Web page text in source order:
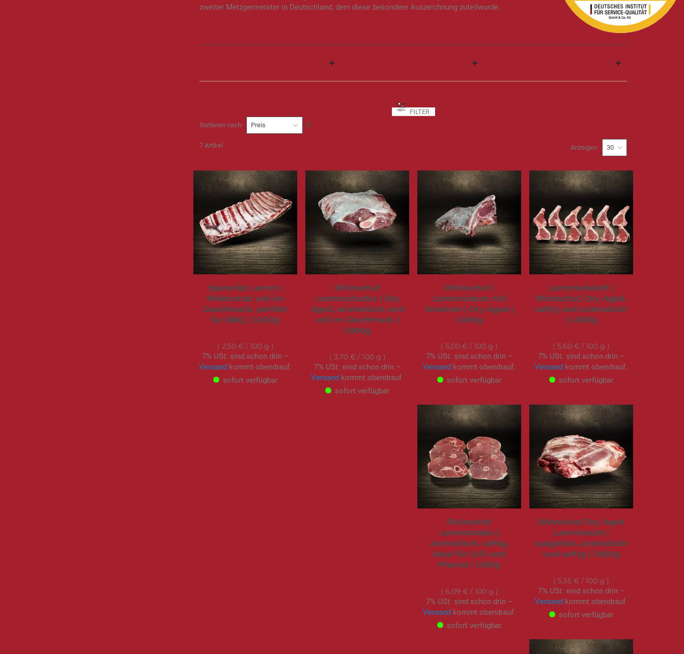
zweiter Metzgermeister in Deutschland, dem diese besondere Auszeichnung zuteilwurde.
FILTER
Sortieren nach
7 Artikel Anzeigen
Spareribs Lamm |
Rhönschaf, voll im
Geschmack, perfekt
für BBQ | 1.000g
2,50 €/ 100 g
7% USt. sind schon drin –
Versand kommt obendrauf.
sofort verfügbar
Rhönschaf
Lammschulter | Dry
Aged, aromatisch und
voll im Geschmack |
1.000g
3,70 €/ 100 g
7% USt. sind schon drin –
Versand kommt obendrauf.
sofort verfügbar
Rhönschaf |
Lammrücken mit
Knochen | Dry Aged |
1.000g
5,00 € / 100 g
7% USt. sind schon drin –
Versand kommt obendrauf.
sofort verfügbar
Lammkotelett |
Rhönschaf, Dry Aged,
saftig und aromatisch
| 1.000g
5,60 € / 100 g
7% USt. sind schon drin –
Versand kommt obendrauf.
sofort verfügbar
Rhönschaf
Lammsteaks |
aromatisch, saftig,
ideal für Grill und
Pfanne | 1.100g
6,09 €/ 100 g
7% USt. sind schon drin –
Versand kommt obendrauf.
sofort verfügbar
Rhönschaf Dry Aged
Lammkeule |
ausgelöst, aromatisch
und saftig | 1.800g
5,55 € / 100 g
7% USt. sind schon drin –
Versand kommt obendrauf.
sofort verfügbar